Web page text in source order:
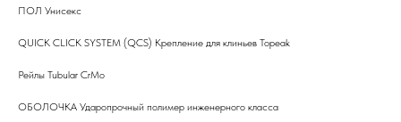
ПОЛ Унисекс
QUICK CLICK SYSTEM (QCS) Крепление для клиньев Topeak
Рейлы Tubular CrMo
ОБОЛОЧКА Ударопрочный полимер инженерного класса